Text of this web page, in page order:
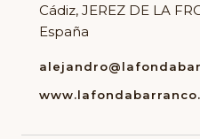
Cádiz, JEREZ DE LA
España